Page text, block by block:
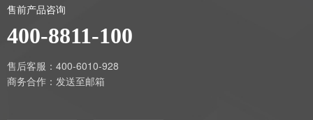
售前产品咨询
400-8811-100
售后客服：400-6010-928
商务合作： 发送至邮箱